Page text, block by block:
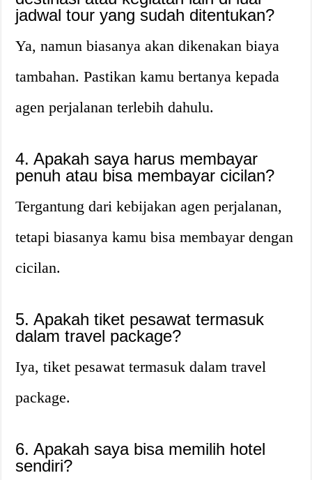
jadwal tour yang sudah ditentukan?
Ya, namun biasanya akan dikenakan biaya
tambahan. Pastikan kamu bertanya kepada
agen perjalanan terlebih dahulu.
4. Apakah saya harus membayar
penuh atau bisa membayar cicilan?
Tergantung dari kebijakan agen perjalanan,
tetapi biasanya kamu bisa membayar dengan
cicilan.
5. Apakah tiket pesawat termasuk
dalam travel package?
Iya, tiket pesawat termasuk dalam travel
package.
6. Apakah saya bisa memilih hotel
sendiri?